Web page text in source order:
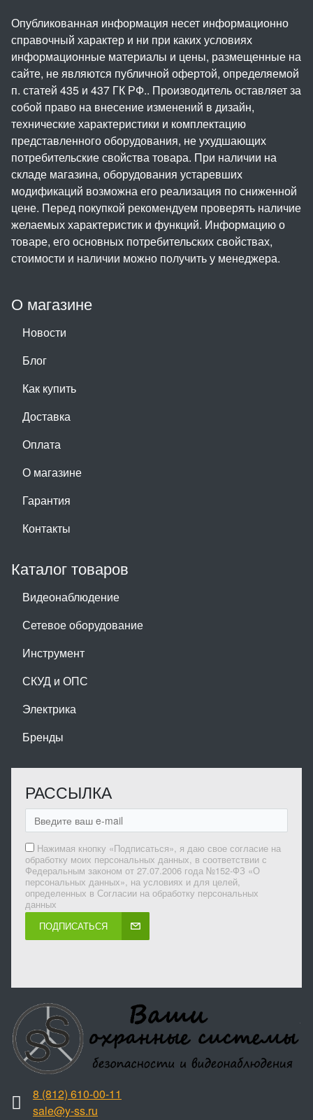
О магазине
Новости
Блог
Как купить
Доставка
Оплата
О магазине
Гарантия
Контакты
Каталог товаров
Видеонаблюдение
Сетевое оборудование
Инструмент
СКУД и ОПС
Электрика
Бренды
РАССЫЛКА
Нажимая кнопку «Подписаться», я даю свое согласие на
обработку моих персональных данных, в соответствии с
Федеральным законом от 27.07.2006 года №152-ФЗ «О
персональных данных», на условиях и для целей,
определенных в Согласии на обработку персональных
данных
ПОДПИСАТЬСЯ
8 (812) 610-00-11
sale@y-ss.ru
Опубликованная информация несет информационно
справочный характер и ни при каких условиях
информационные материалы и цены, размещенные на
сайте, не являются публичной офертой, определяемой
п. статей 435 и 437 ГК РФ.. Производитель оставляет за
собой право на внесение изменений в дизайн,
технические характеристики и комплектацию
представленного оборудования, не ухудшающих
потребительские свойства товара. При наличии на
складе магазина, оборудования устаревших
модификаций возможна его реализация по сниженной
цене. Перед покупкой рекомендуем проверять наличие
желаемых характеристик и функций. Информацию о
товаре, его основных потребительских свойствах,
стоимости и наличии можно получить у менеджера.